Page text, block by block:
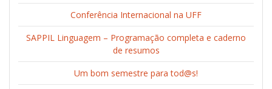
Conferência Internacional na UFF
SAPPIL Linguagem – Programação completa e caderno
de resumos
Um bom semestre para tod@s!